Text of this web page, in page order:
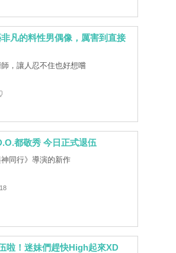
凡的料性男偶像，厲害到直接
，讓人忍不住也好想嚐
都敬秀 今日正式退伍
同行》導演的新作
18
啦！迷妹們趕快High起來XD